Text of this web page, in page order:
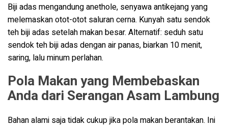
Biji adas mengandung anethole, senyawa antikejang yang
melemaskan otot-otot saluran cerna. Kunyah satu sendok
teh biji adas setelah makan besar. Alternatif: seduh satu
sendok teh biji adas dengan air panas, biarkan 10 menit,
saring, lalu minum perlahan.
Pola Makan yang Membebaskan
Anda dari Serangan Asam Lambung
Bahan alami saja tidak cukup jika pola makan berantakan. Ini